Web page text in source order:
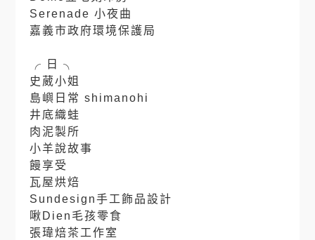
Serenade 小夜曲
嘉義市政府環境保護局
╭ 日 ╮
史葳小姐
島嶼日常 shimanohi
井底織蛙
肉泥製所
小羊說故事
饅享受
瓦屋烘焙
Sundesign手工飾品設計
啾Dien毛孩零食
張瑋焙茶工作室